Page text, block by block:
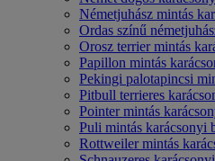
Németjuhász mintás
Ordas színű
Orosz terrier mintás
Papillon mintás
Pekingi palotapincsi
Pitbull terrieres
Pointer mintás
Puli mintás karácsonyi
Rottweiler mintás